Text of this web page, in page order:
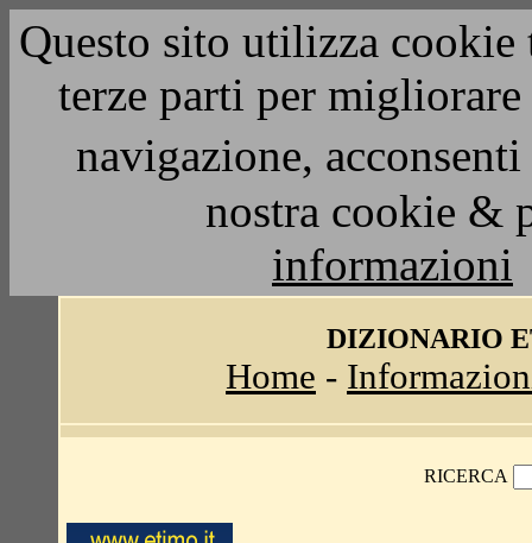
Questo sito utilizza
terze parti per
navigazione,
nostra cookie &
informazioni
DIZIONARIO
Home -
RICERCA